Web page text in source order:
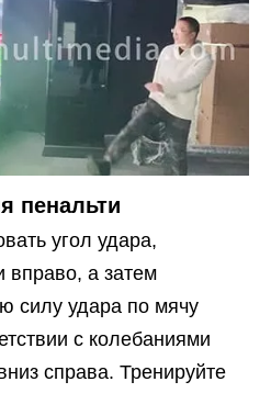
пенальти
угол удара,
вправо, а затем
силу удара по мячу
с колебаниями
справа. Тренируйте